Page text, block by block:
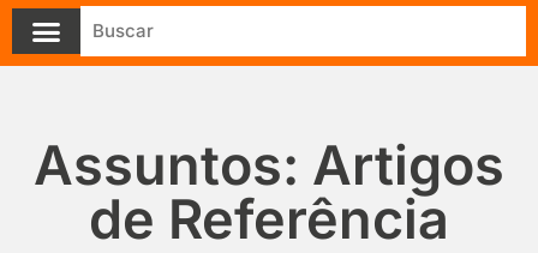
Assuntos: Artigos
de Referência